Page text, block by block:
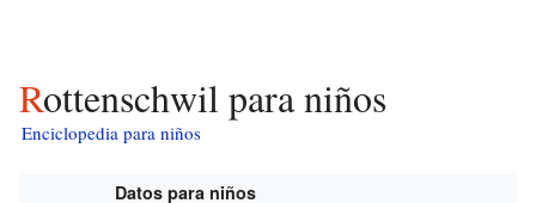
Rottenschwil para niños
Enciclopedia para niños
Datos para niños